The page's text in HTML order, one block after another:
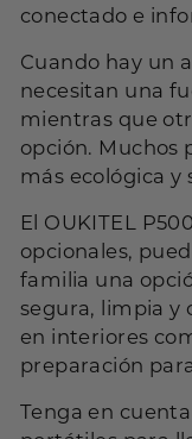
conectado e
Cuando hay un
necesitan una
mientras que
opción. Muchos
más ecológica y
El OUKITEL
opcionales,
familia una
segura, limpia y
en interiores
preparación
Tenga en